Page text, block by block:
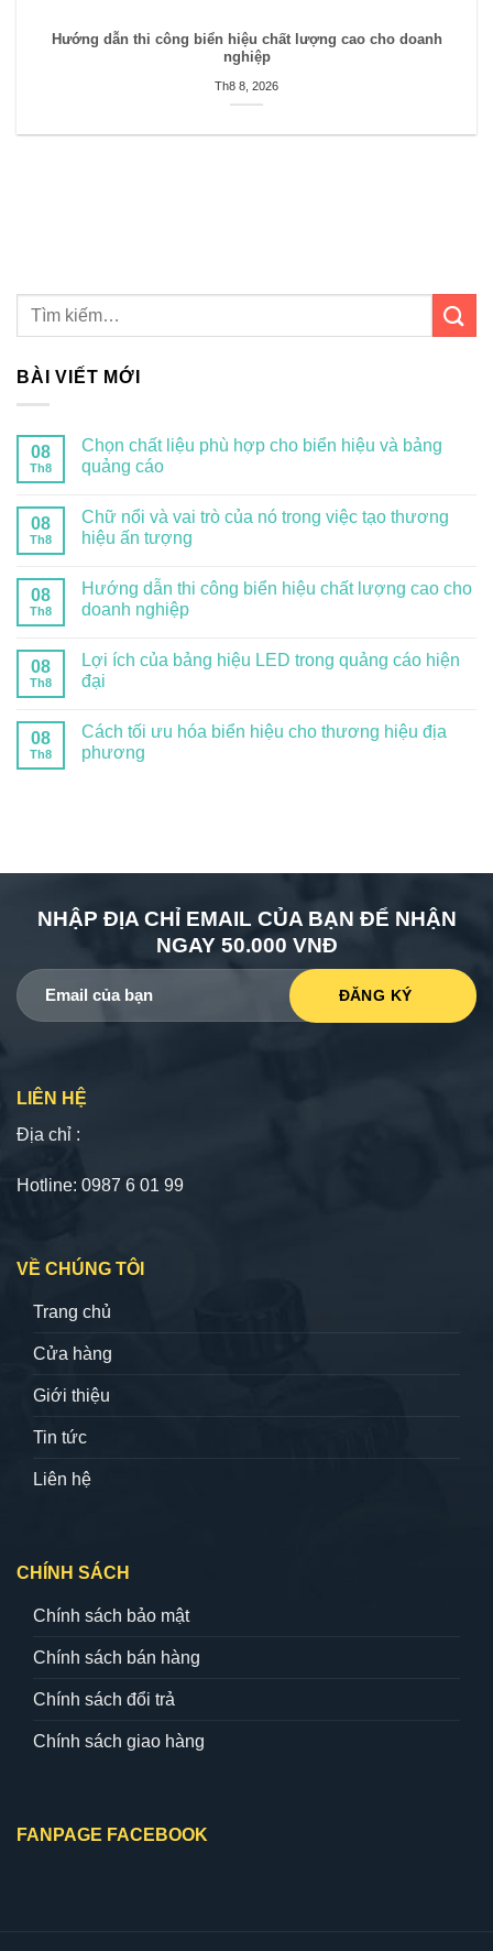
Hướng dẫn thi công biển hiệu chất lượng cao cho doanh
nghiệp
Th8 8, 2026
BÀI VIẾT MỚI
08
Th8
Chọn chất liệu phù hợp cho biển hiệu và bảng
quảng cáo
08
Th8
Chữ nổi và vai trò của nó trong việc tạo thương
hiệu ấn tượng
08
Th8
Hướng dẫn thi công biển hiệu chất lượng cao cho
doanh nghiệp
08
Th8
Lợi ích của bảng hiệu LED trong quảng cáo hiện
đại
08
Th8
Cách tối ưu hóa biển hiệu cho thương hiệu địa
phương
NHẬP ĐỊA CHỈ EMAIL CỦA BẠN ĐỂ NHẬN
NGAY 50.000 VNĐ
LIÊN HỆ
Địa chỉ :
Hotline: 0987 6 01 99
VỀ CHÚNG TÔI
Trang chủ
Cửa hàng
Giới thiệu
Tin tức
Liên hệ
CHÍNH SÁCH
Chính sách bảo mật
Chính sách bán hàng
Chính sách đổi trả
Chính sách giao hàng
FANPAGE FACEBOOK